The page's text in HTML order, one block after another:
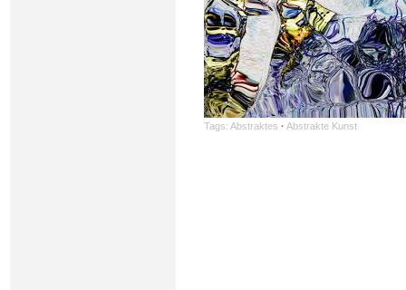
Tags: Abstraktes · Abstrakte Kunst